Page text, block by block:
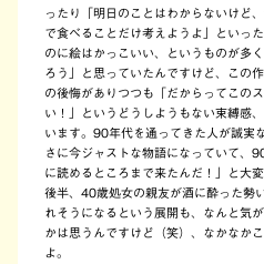
ったり「明日のことはわからないけど
で食べることだけ考えようよ」といっ
のに絵はかっこいい、というものが多
ろう」と思っていたんですけど、この
の後悔がありつつも「だからってこの
い！」というどうしようもない束縛感
います。90年代を通ってきた人が誠実
さに今ジャストな物語になっていて、
に読めるところまで来たんだ！」と大
後半、40歳処女の親友が酒に酔った勢
れそうになるという展開も、なんと気
かは思うんですけど（笑）、なかなか
よ。